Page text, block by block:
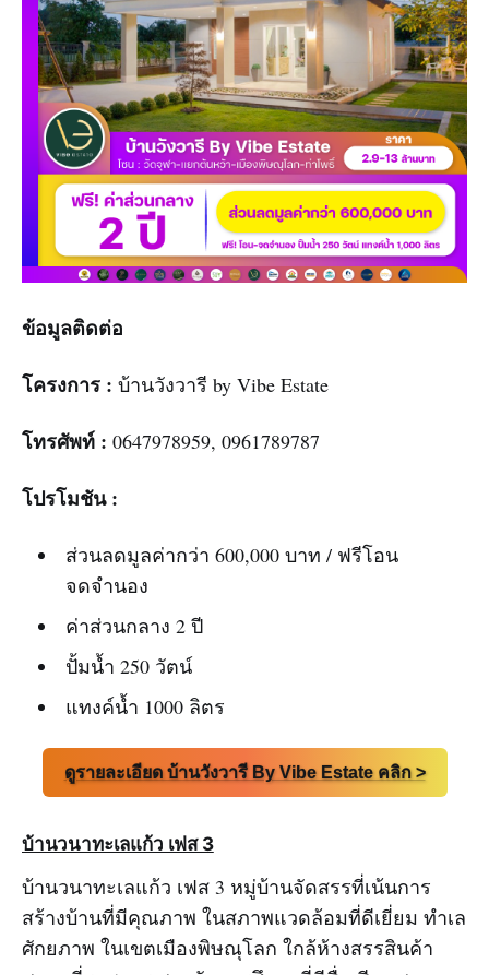
ข้อมูลติดต่อ
โครงการ : บ้านวังวารี by Vibe Estate
โทรศัพท์ : 0647978959, 0961789787
โปรโมชัน :
ส่วนลดมูลค่ากว่า 600,000 บาท / ฟรีโอน
จดจำนอง
ค่าส่วนกลาง 2 ปี
ปั้มน้ำ 250 วัตน์
แทงค์น้ำ 1000 ลิตร
ดูรายละเอียด บ้านวังวารี By Vibe Estate คลิก >
บ้านวนาทะเลแก้ว เฟส 3
บ้านวนาทะเลแก้ว เฟส 3 หมู่บ้านจัดสรรที่เน้นการ
สร้างบ้านที่มีคุณภาพ ในสภาพแวดล้อมที่ดีเยี่ยม ทำเล
ศักยภาพ ในเขตเมืองพิษณุโลก ใกล้ห้างสรรสินค้า